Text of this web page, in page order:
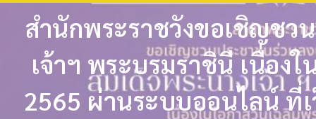
สำนักพระราชวังขอเชิญชว
เจ้าฯ พระบรมราชินี เนื่อง
2565 ผ่านระบบออนไลน์ ที่